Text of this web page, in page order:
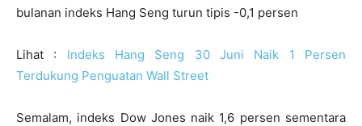
bulanan indeks Hang Seng turun tipis -0,1 persen
Lihat : Indeks Hang Seng 30 Juni Naik 1 Persen
Terdukung Penguatan Wall Street
Semalam, indeks Dow Jones naik 1,6 persen sementara